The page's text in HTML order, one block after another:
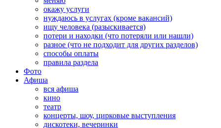
окажу услуги
нуждаюсь в услугах (кроме вакансий)
ищу человека (разыскивается)
потери и находки (что потеряли или нашли)
разное (что не подходит для других разделов)
способы оплаты
правила раздела
Фото
Афиша
вся афиша
кино
театр
концерты, шоу, цирковые выступления
дискотеки, вечеринки